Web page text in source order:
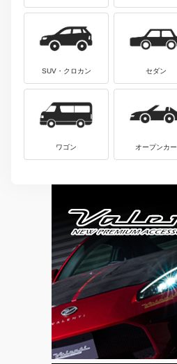
SUV・クロカン セダン
ワゴン オープンカー